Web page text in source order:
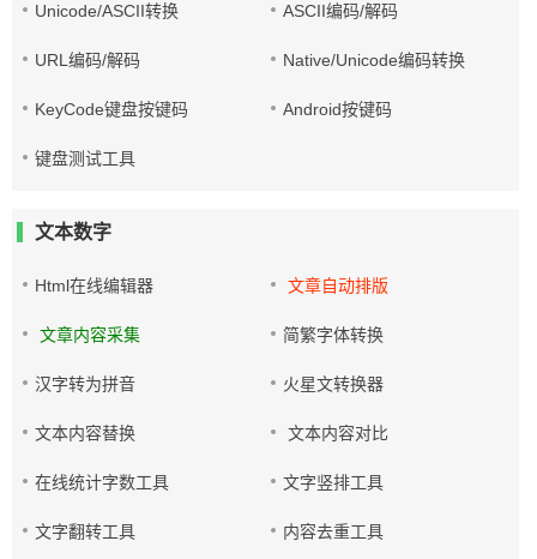
Unicode/ASCII转换 ASCII编码/解码
URL编码/解码 Native/Unicode编码转换
KeyCode键盘按键码 Android按键码
键盘测试工具
文本数字
Html在线编辑器 文章自动排版
文章内容采集 简繁字体转换
汉字转为拼音 火星文转换器
文本内容替换 文本内容对比
在线统计字数工具 文字竖排工具
文字翻转工具 内容去重工具